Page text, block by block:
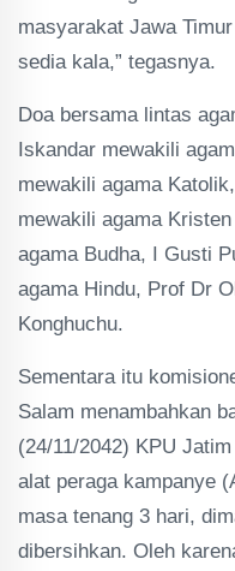
masyarakat Jawa
sedia kala,” tegasnya.
Doa bersama lintas
Iskandar mewakili
mewakili agama
mewakili agama
agama Budha, I Gusti
agama Hindu, Prof Dr
Konghuchu.
Sementara itu
Salam menambahkan
(24/11/2042) KPU
alat peraga kampanye
masa tenang 3 hari,
dibersihkan. Oleh